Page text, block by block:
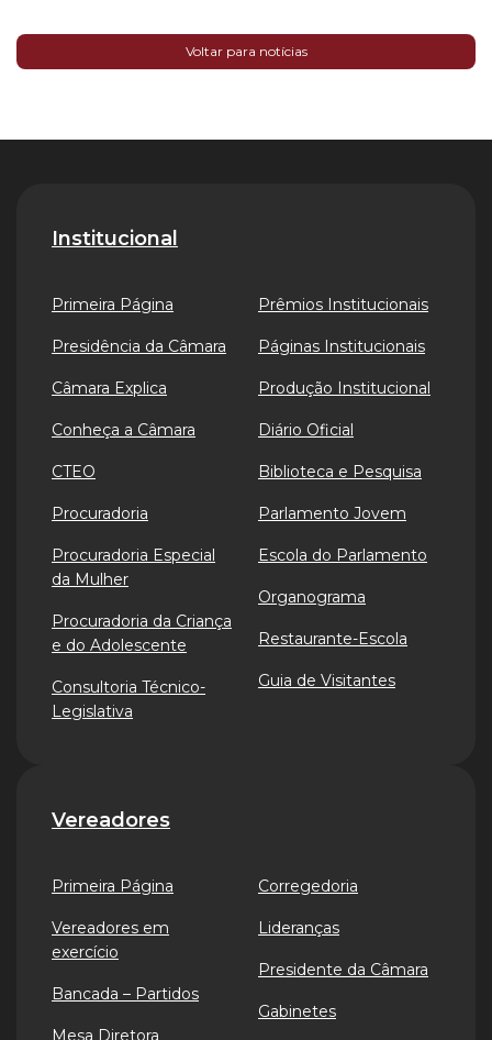
Voltar para notícias
Institucional
Primeira Página
Presidência da Câmara
Câmara Explica
Conheça a Câmara
CTEO
Procuradoria
Procuradoria Especial
da Mulher
Procuradoria da Criança
e do Adolescente
Consultoria Técnico-
Legislativa
Prêmios Institucionais
Páginas Institucionais
Produção Institucional
Diário Oficial
Biblioteca e Pesquisa
Parlamento Jovem
Escola do Parlamento
Organograma
Restaurante-Escola
Guia de Visitantes
Vereadores
Primeira Página
Vereadores em
exercício
Bancada – Partidos
Mesa Diretora
Corregedoria
Lideranças
Presidente da Câmara
Gabinetes